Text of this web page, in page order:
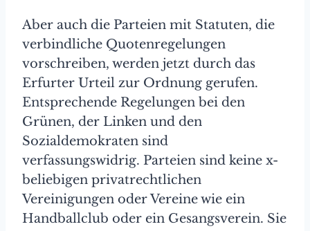
Aber auch die Parteien mit Statuten, die
verbindliche Quotenregelungen
vorschreiben, werden jetzt durch das
Erfurter Urteil zur Ordnung gerufen.
Entsprechende Regelungen bei den
Grünen, der Linken und den
Sozialdemokraten sind
verfassungswidrig. Parteien sind keine x-
beliebigen privatrechtlichen
Vereinigungen oder Vereine wie ein
Handballclub oder ein Gesangsverein. Sie